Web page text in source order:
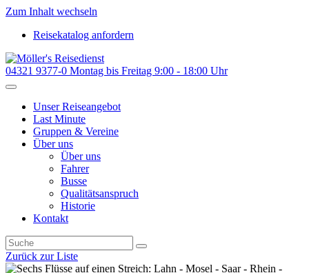
Zum Inhalt wechseln
Reisekatalog anfordern
04321 9377-0 Montag bis Freitag 9:00 - 18:00 Uhr
Unser Reiseangebot
Last Minute
Gruppen & Vereine
Über uns
Über uns
Fahrer
Busse
Qualitätsanspruch
Historie
Kontakt
Zurück zur Liste